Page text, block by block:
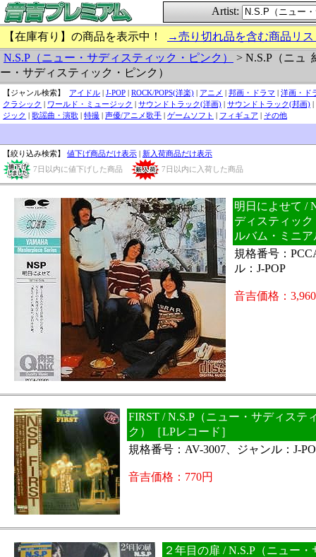
Artist:
【在庫有り】の商品を表示中！
→売り切れ品を含む商品リ
N.S.P（ニュー・サディスティック・ピンク）
> N.S.P（ニュ
ー・サディスティック・ピンク）
【ジャンル検索】 アイドル | J-POP | ROCK/POPS(洋楽) | アニメ | 邦画・ドラマ | 洋画・ド
クラシック | ワールド・ミュージック | サウンドトラック(洋画) | サウンドトラック(邦画) |
ジック | 歌謡曲・演歌 | 特撮 | 声優/アニメ歌手 | ゲームソフト | フィギュア | その他
【絞り込み検索】 値下げ商品だけ表示 | 新入荷商品だけ表示
7日以内に値下げした商品
7日以内に入荷した商品
明日によせて /
ディスティッ
ルバム・ミニ
規格番号：
ル：J-POP
音吉価格：
FIRST / N.S.P（ニュー・サディステ
ク）［LPレコード］
規格番号：AV-3007、ジャンル：J-
音吉価格：770円
２年目の扉 / N.S.P（ニュー